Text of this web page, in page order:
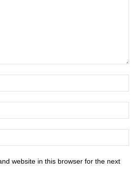
website in this browser for the next